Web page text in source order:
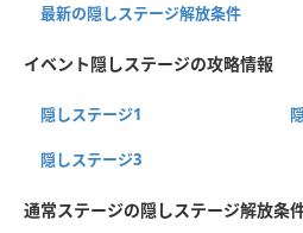
最新の隠しステージ解放条件
イベント隠しステージの攻略情報
隠しステージ1
隠しステージ3
通常ステージの隠しステージ解放条